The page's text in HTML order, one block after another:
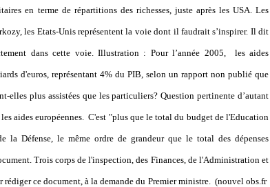
en terme de répartitions des richesses, juste après les USA. Les
les Etats-Unis représentent la voie dont il faudrait s’inspirer. Il dit
dans cette voie. Illustration : Pour l’année 2005, les aides
d'euros, représentant 4% du PIB, selon un rapport non publié que
elles plus assistées que les particuliers? Question pertinente d’autant
aides européennes. C'est "plus que le total du budget de l'Education
la Défense, le même ordre de grandeur que le total des dépenses
Trois corps de l'inspection, des Finances, de l'Administration et
rédiger ce document, à la demande du Premier ministre. (nouvel obs.fr